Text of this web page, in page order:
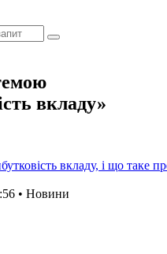
вкладу»
вкладу, і що таке
• Новини